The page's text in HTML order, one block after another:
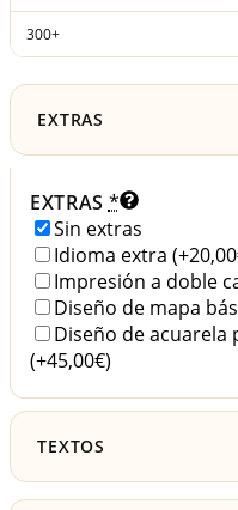
300+
EXTRAS
EXTRAS *
Sin extras
Idioma extra
Impresión a doble
Diseño de mapa
Diseño de acuarela
(+45,00€)
TEXTOS